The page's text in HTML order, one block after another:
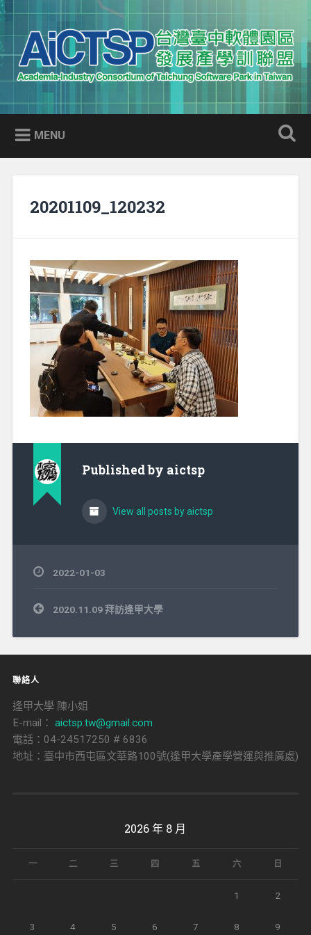
Skip
to
content
Search
AICTSP 台灣臺中軟體園區發展
產學訓聯盟
Academia-Industry Consortium of Taichung Software Park
in Taiwan
MENU
20201109_120232
Published by aictsp
View all posts by aictsp
2022-01-03
文
章
覽
2020.11.09 拜訪逢甲大學
聯絡人
逢甲大學 陳小姐
E-mail： aictsp.tw@gmail.com
電話：04-24517250 # 6836
地址：臺中市西屯區文華路100號(逢甲大學產學營運與推廣處)
2026 年 8 月
一 二 三 四 五 六 日
1 2
3 4 5 6 7 8 9